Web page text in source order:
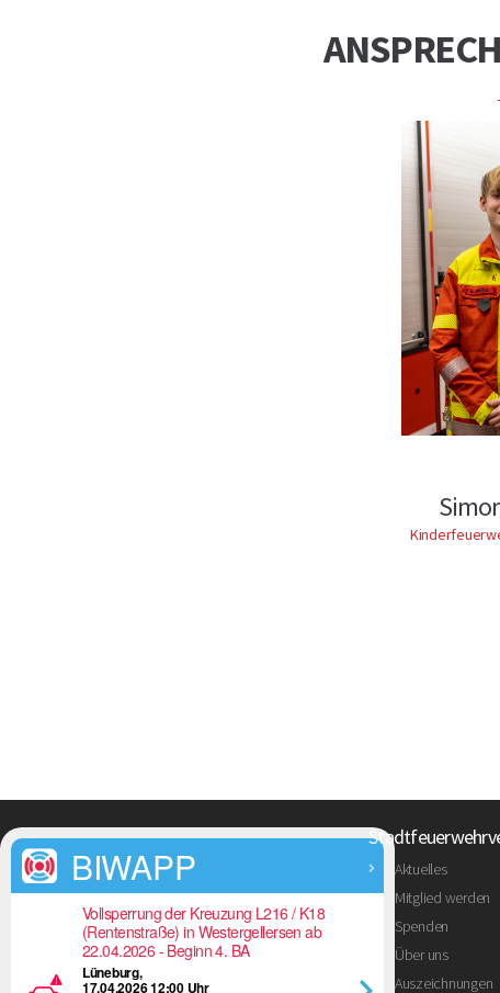
BIWAPP
Vollsperrung der Kreuzung L216 / K18
(Rentenstraße) in Westergellersen ab
22.04.2026 - Beginn 4. BA
Lüneburg,
17.04.2026 12:00 Uhr
Aktuelles
Mitglied werden
Spenden
Über uns
Auszeichnungen